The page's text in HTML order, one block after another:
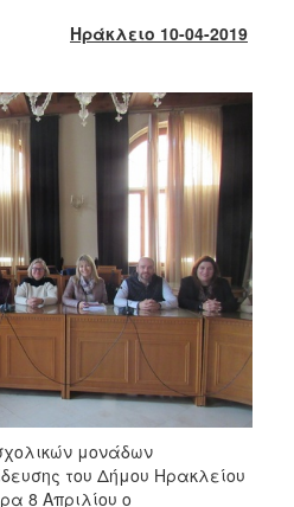
Ηράκλειο 10-04-2019
μονάδων
του Δήμου Ηρακλείου
8 Απριλίου ο